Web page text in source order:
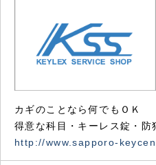
カギのことなら何でもＯＫ
得意な科目・キーレス錠・
http://www.sapporo-